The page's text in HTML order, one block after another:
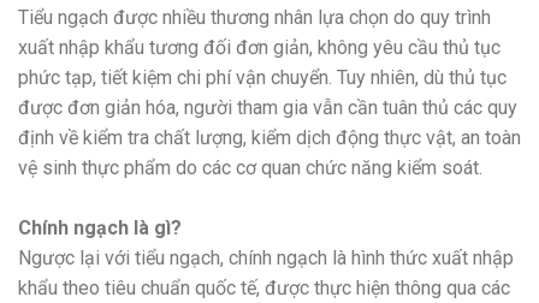
Tiểu ngạch được nhiều thương nhân lựa chọn do quy trình
xuất nhập khẩu tương đối đơn giản, không yêu cầu thủ tục
phức tạp, tiết kiệm chi phí vận chuyển. Tuy nhiên, dù thủ tục
được đơn giản hóa, người tham gia vẫn cần tuân thủ các quy
định về kiểm tra chất lượng, kiểm dịch động thực vật, an toàn
vệ sinh thực phẩm do các cơ quan chức năng kiểm soát.
Chính ngạch là gì?
Ngược lại với tiểu ngạch, chính ngạch là hình thức xuất nhập
khẩu theo tiêu chuẩn quốc tế, được thực hiện thông qua các